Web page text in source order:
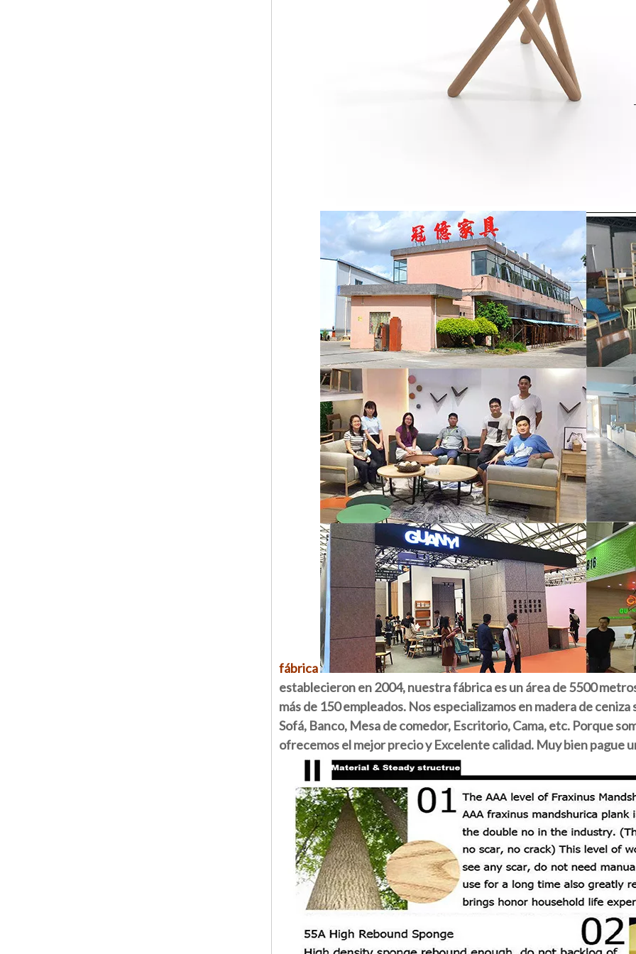
fábrica
establecieron en 2004, nuestra fábrica es un área de 5500
más de 150 empleados. Nos especializamos en madera de
Sofá, Banco, Mesa de comedor, Escritorio, Cama, etc. Porque
ofrecemos el mejor precio y Excelente calidad. Muy bien pague